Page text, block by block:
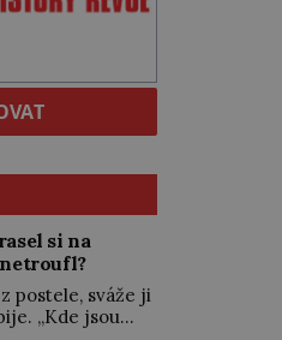
si na
postele, sváže ji
„Kde jsou